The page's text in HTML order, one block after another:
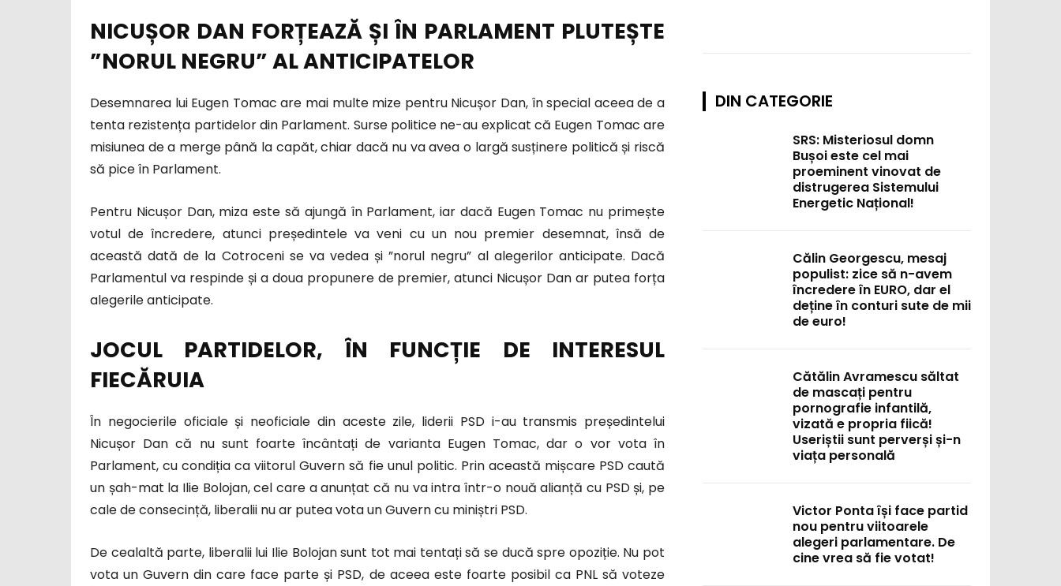
NICUȘOR DAN FORȚEAZĂ ȘI ÎN PARLAMENT PLUTEȘTE
”NORUL NEGRU” AL ANTICIPATELOR
Desemnarea lui Eugen Tomac are mai multe mize pentru Nicușor Dan, în special aceea de a
tenta rezistența partidelor din Parlament. Surse politice ne-au explicat că Eugen Tomac are
misiunea de a merge până la capăt, chiar dacă nu va avea o largă susținere politică și riscă
să pice în Parlament.
Pentru Nicușor Dan, miza este să ajungă în Parlament, iar dacă Eugen Tomac nu primește
votul de încredere, atunci președintele va veni cu un nou premier desemnat, însă de
această dată de la Cotroceni se va vedea și ”norul negru” al alegerilor anticipate. Dacă
Parlamentul va respinde și a doua propunere de premier, atunci Nicușor Dan ar putea forța
alegerile anticipate.
JOCUL PARTIDELOR, ÎN FUNCȚIE DE INTERESUL
FIECĂRUIA
În negocierile oficiale și neoficiale din aceste zile, liderii PSD i-au transmis președintelui
Nicușor Dan că nu sunt foarte încântați de varianta Eugen Tomac, dar o vor vota în
Parlament, cu condiția ca viitorul Guvern să fie unul politic. Prin această mișcare PSD caută
un șah-mat la Ilie Bolojan, cel care a anunțat că nu va intra într-o nouă alianță cu PSD și, pe
cale de consecință, liberalii nu ar putea vota un Guvern cu miniștri PSD.
De cealaltă parte, liberalii lui Ilie Bolojan sunt tot mai tentați să se ducă spre opoziție. Nu pot
vota un Guvern din care face parte și PSD, de aceea este foarte posibil ca PNL să voteze
DIN CATEGORIE
SRS: Misteriosul domn
Bușoi este cel mai
proeminent vinovat de
distrugerea Sistemului
Energetic Național!
Călin Georgescu, mesaj
populist: zice să n-avem
încredere în EURO, dar el
deține în conturi sute de mii
de euro!
Cătălin Avramescu săltat
de mascați pentru
pornografie infantilă,
vizată e propria fiică!
Useriștii sunt perverși și-n
viața personală
Victor Ponta își face partid
nou pentru viitoarele
alegeri parlamentare. De
cine vrea să fie votat!